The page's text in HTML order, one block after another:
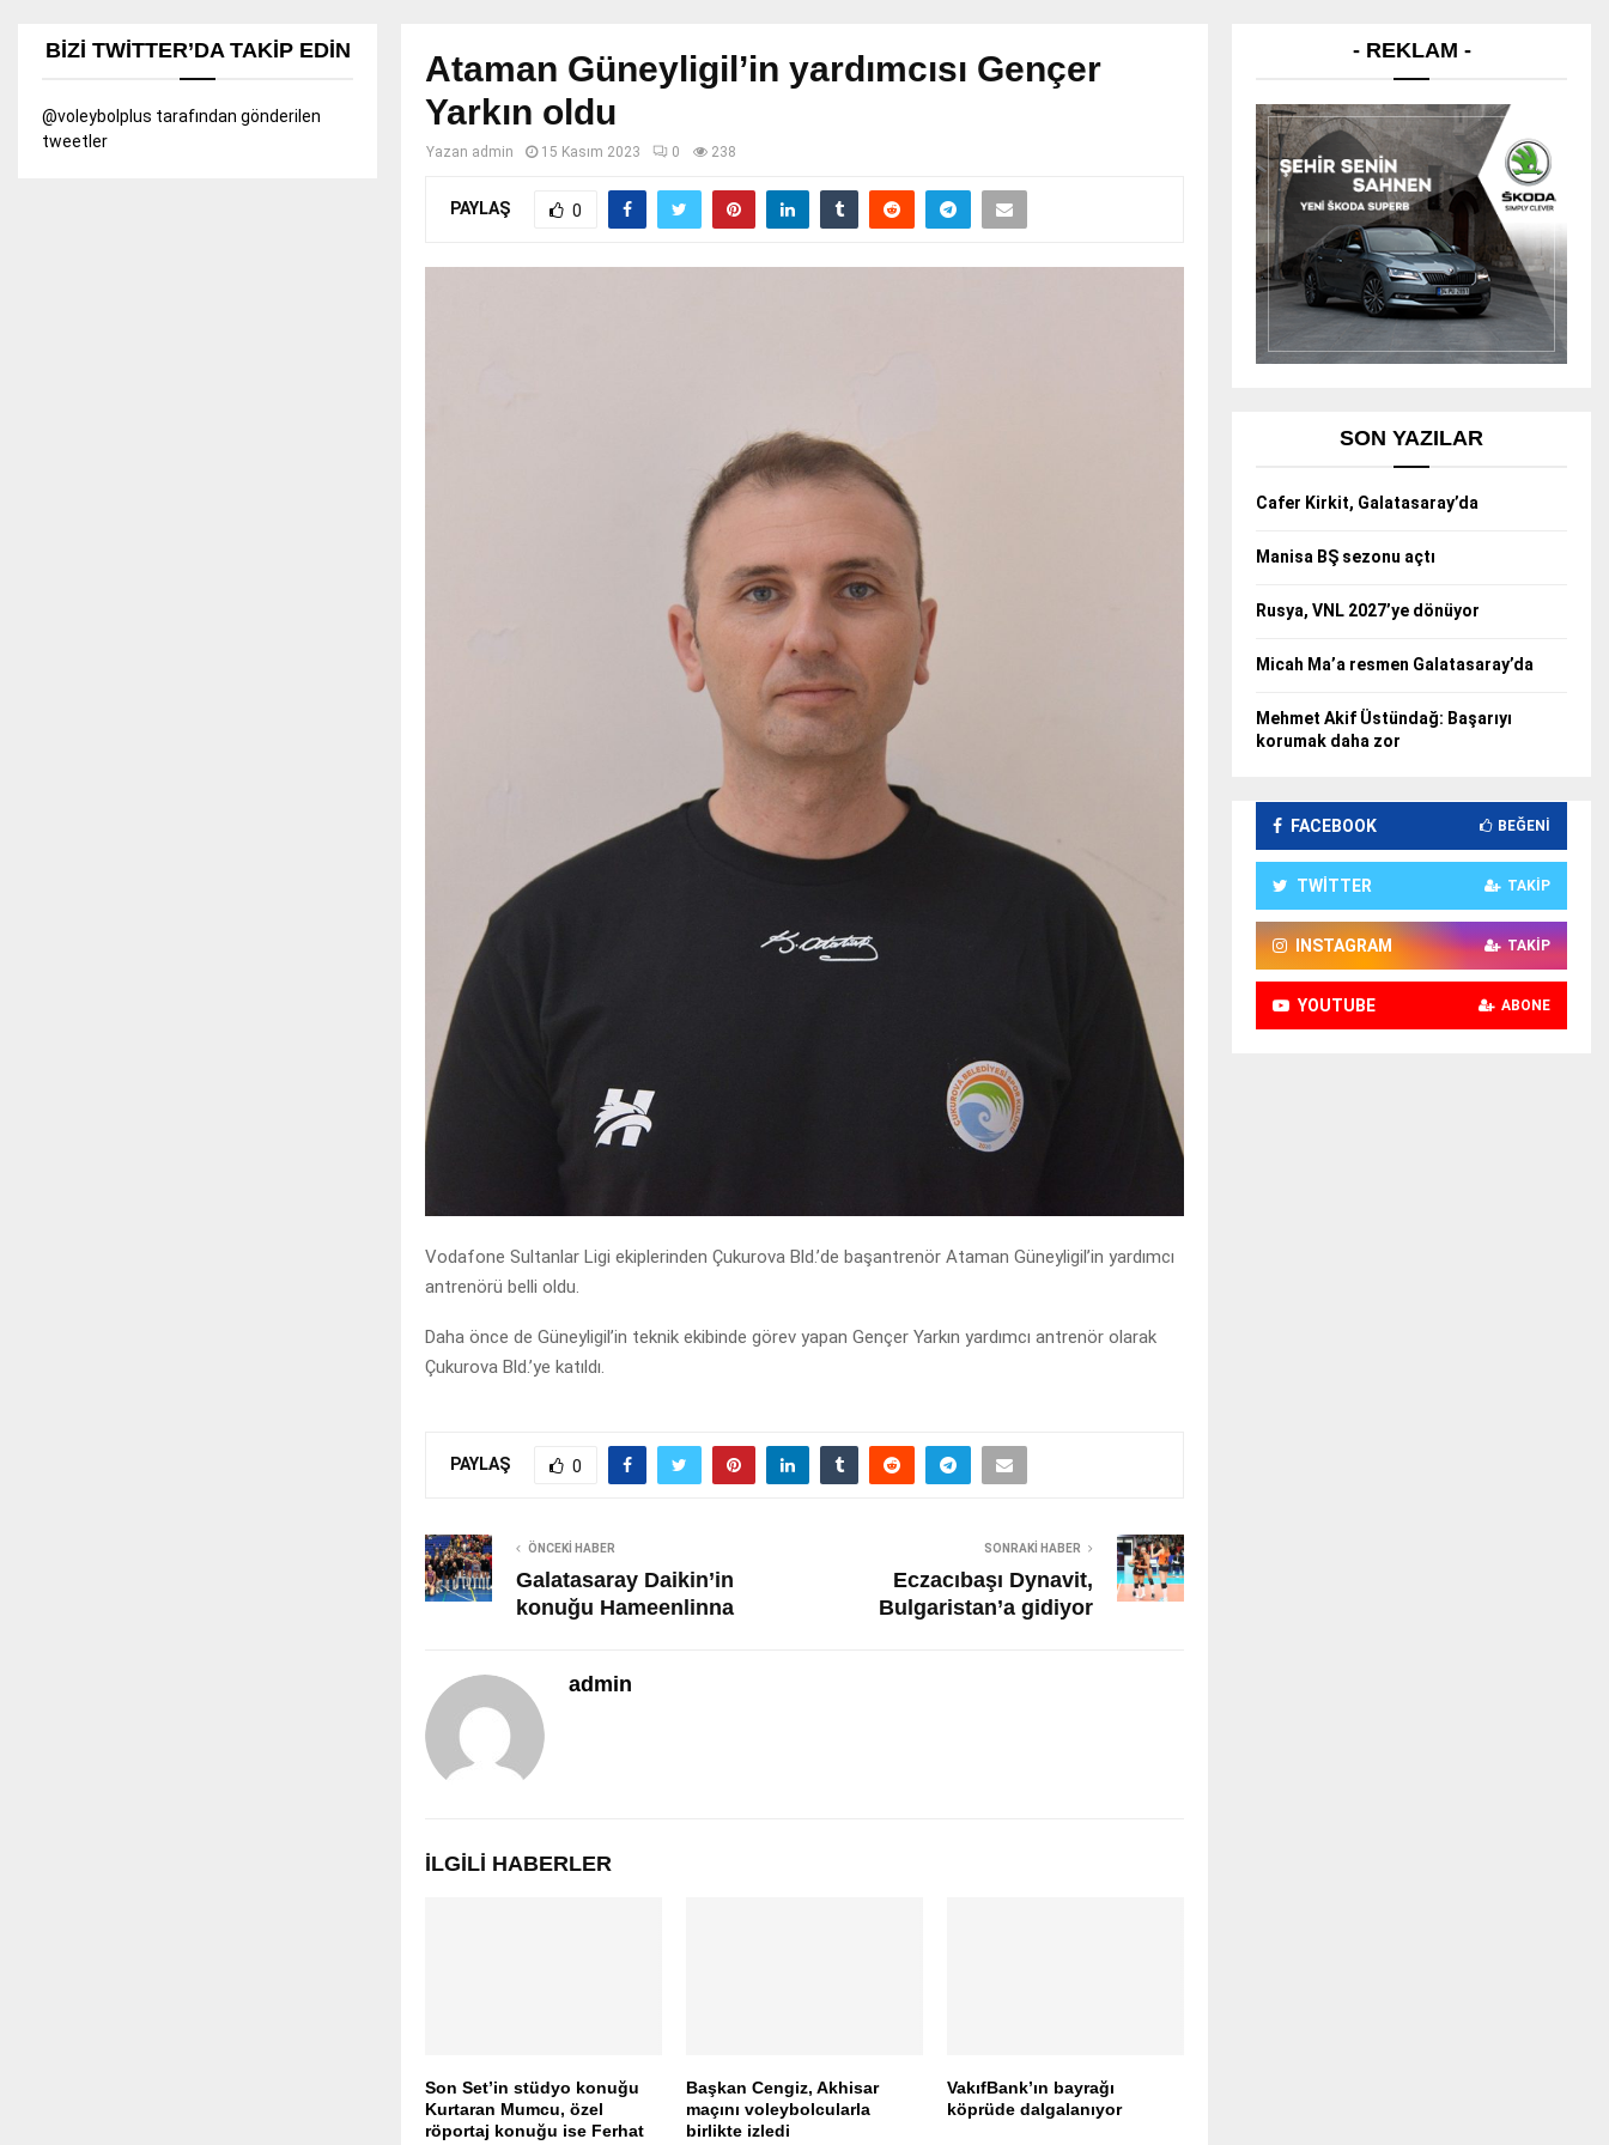
Ataman Güneyligil’in yardımcısı Gençer
Yarkın oldu
Yazan admin 15 Kasım 2023 0 238
PAYLAŞ 0
Vodafone Sultanlar Ligi ekiplerinden Çukurova Bld.’de başantrenör Ataman Güneyligil’in yardımcı
antrenörü belli oldu.
Daha önce de Güneyligil’in teknik ekibinde görev yapan Gençer Yarkın yardımcı antrenör olarak
Çukurova Bld.’ye katıldı.
PAYLAŞ 0
ÖNCEKI HABER
Galatasaray Daikin’in
konuğu Hameenlinna
SONRAKI HABER
Eczacıbaşı Dynavit,
Bulgaristan’a gidiyor
admin
İLGILI HABERLER
Son Set’in stüdyo konuğu
Kurtaran Mumcu, özel
röportaj konuğu ise Ferhat
Başkan Cengiz, Akhisar
maçını voleybolcularla
birlikte izledi
VakıfBank’ın bayrağı
köprüde dalgalanıyor
BIZI TWITTER’DA TAKIP EDIN
@voleybolplus tarafından gönderilen
tweetler
- REKLAM -
SON YAZILAR
Cafer Kirkit, Galatasaray’da
Manisa BŞ sezonu açtı
Rusya, VNL 2027’ye dönüyor
Micah Ma’a resmen Galatasaray’da
Mehmet Akif Üstündağ: Başarıyı
korumak daha zor
FACEBOOK BEĞENI
TWITTER TAKIP
INSTAGRAM TAKIP
YOUTUBE ABONE